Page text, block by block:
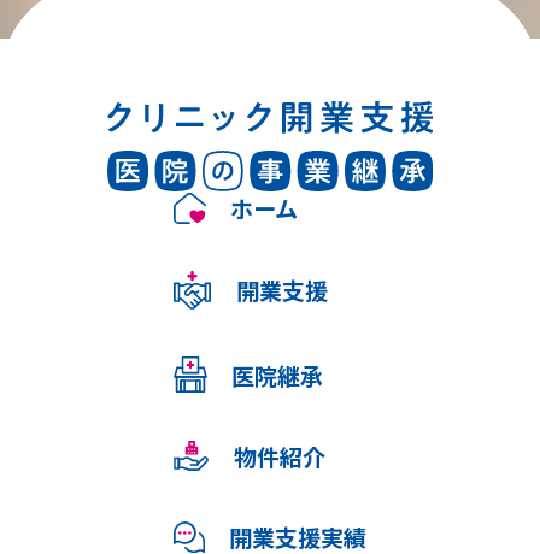
ホーム
開業支援
医院継承
物件紹介
開業支援実績